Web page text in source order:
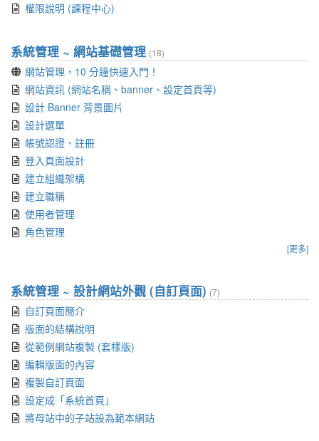
權限說明 (課程中心)
系統管理 ~ 網站基礎管理 (18)
網站管理，10 分鐘快速入門！
網站資訊 (網站名稱、banner、設定首頁等)
設計 Banner 背景圖片
設計選單
帳號認證、註冊
登入頁面設計
建立組織架構
建立職稱
使用者管理
角色管理
[更多]
系統管理 ~ 設計網站外觀 (自訂頁面) (7)
自訂頁面簡介
版面的結構說明
從範例網站複製 (套樣版)
編輯版面的內容
複製自訂頁面
設定成「系統首頁」
將母站中的子站設為範本網站